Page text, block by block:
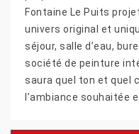
Fontaine Le Puits
univers original et
séjour, salle d’eau,
société de peinture
saura quel ton et quel
l’ambiance souhaitée